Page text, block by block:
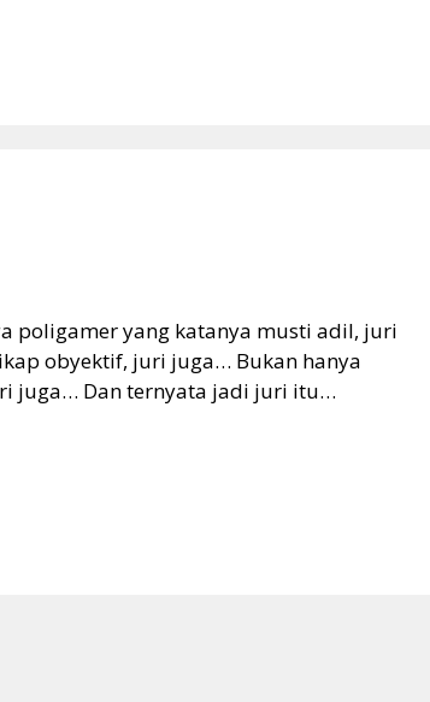
poligamer yang katanya musti adil, juri
obyektif, juri juga… Bukan hanya
juga… Dan ternyata jadi juri itu…